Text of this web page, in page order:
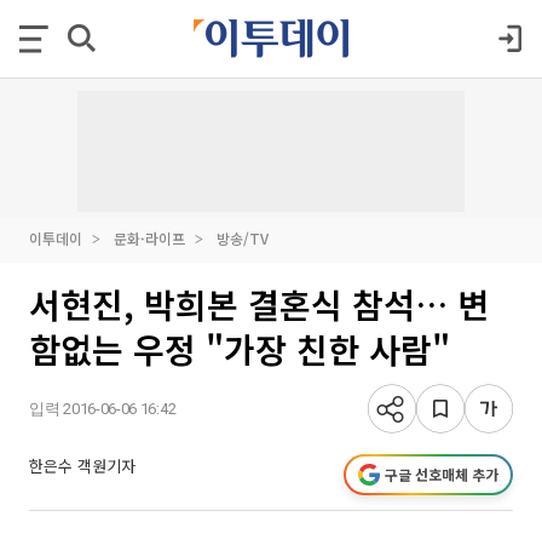
이투데이 문화·라이프 방송/TV
서현진, 박희본 결혼식 참석… 변
함없는 우정 "가장 친한 사람"
입력 2016-06-06 16:42
한은수 객원기자 구글 선호매체 추가